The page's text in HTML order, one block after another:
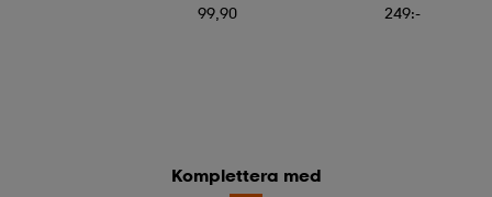
99,90 249:-
Komplettera med